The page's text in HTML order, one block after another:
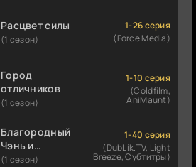
Расцвет силы
(1 сезон)
1-26 серия
(Force Media)
Город
отличников
(1 сезон)
1-10 серия
(Coldfilm,
AniMaunt)
Благородный
Чэнь и
прекрасная
(1 сезон)
1-40 серия
(DubLik.TV, Light
Breeze, Субтитры)